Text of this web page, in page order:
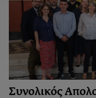
Συνολικός